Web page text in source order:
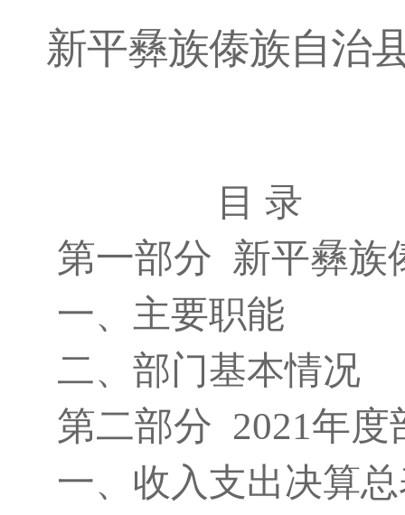
新平彝族傣族自治
目 录
第一部分 新平彝族
一、主要职能
二、部门基本情况
第二部分 2021年度
一、收入支出决算